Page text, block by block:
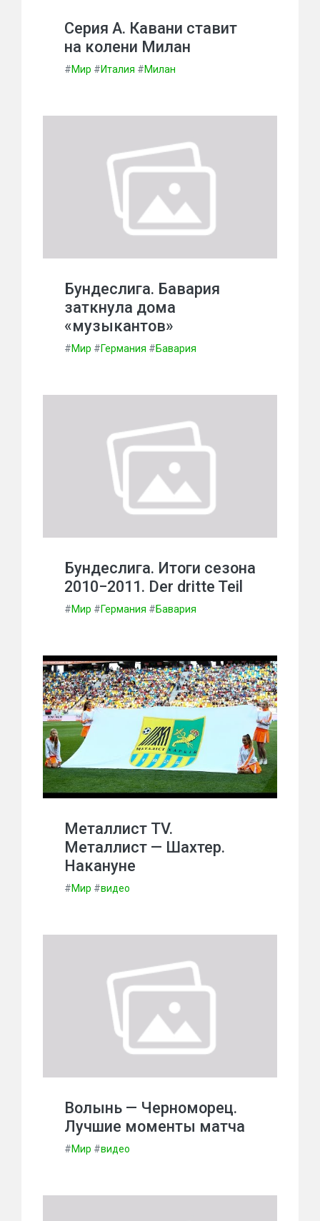
Серия А. Кавани ставит
на колени Милан
#Мир #Италия #Милан
Бундеслига. Бавария
заткнула дома
«музыкантов»
#Мир #Германия #Бавария
Бундеслига. Итоги сезона
2010−2011. Der dritte Teil
#Мир #Германия #Бавария
Металлист TV.
Металлист — Шахтер.
Накануне
#Мир #видео
Волынь — Черноморец.
Лучшие моменты матча
#Мир #видео